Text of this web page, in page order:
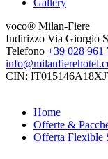
Gallery
voco® Milan-Fiere
Indirizzo Via Giorgio
Telefono +39 028 961
CIN:
Home
Offerte &
Offerta Flexible